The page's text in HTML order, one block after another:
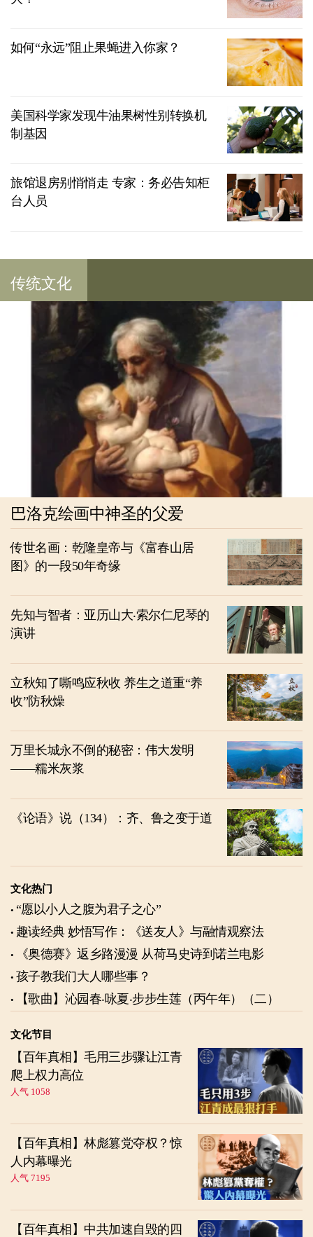
如何“永远”阻止果蝇进入你家？
美国科学家发现牛油果树性别转换机
制基因
旅馆退房别悄悄走 专家：务必告知柜
台人员
传统文化
巴洛克绘画中神圣的父爱
传世名画：乾隆皇帝与《富春山居
图》的一段50年奇缘
先知与智者：亚历山大‧索尔仁尼琴的
演讲
立秋知了嘶鸣应秋收 养生之道重“养
收”防秋燥
万里长城永不倒的秘密：伟大发明
——糯米灰浆
《论语》说（134）：齐、鲁之变于道
文化热门
“愿以小人之腹为君子之心”
趣读经典 妙悟写作：《送友人》与融情观察法
《奥德赛》返乡路漫漫 从荷马史诗到诺兰电影
孩子教我们大人哪些事？
【歌曲】沁园春‧咏夏‧步步生莲（丙午年）（二）
文化节目
【百年真相】毛用三步骤让江青
爬上权力高位
人气 1058
【百年真相】林彪篡党夺权？惊
人内幕曝光
人气 7195
【百年真相】中共加速自毁的四